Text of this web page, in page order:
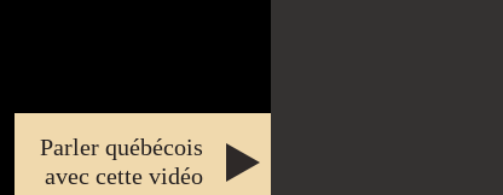
Parler québécois
avec cette vidéo